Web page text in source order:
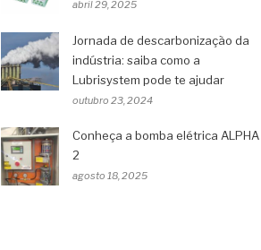
abril 29, 2025
Jornada de descarbonização da
indústria: saiba como a
Lubrisystem pode te ajudar
outubro 23, 2024
Conheça a bomba elétrica ALPHA
2
agosto 18, 2025